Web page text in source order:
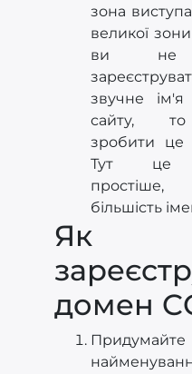
зона
великої
ви не
звучне
сайту,
зробити це
Тут це
більшість
Як
домен
Придумайте